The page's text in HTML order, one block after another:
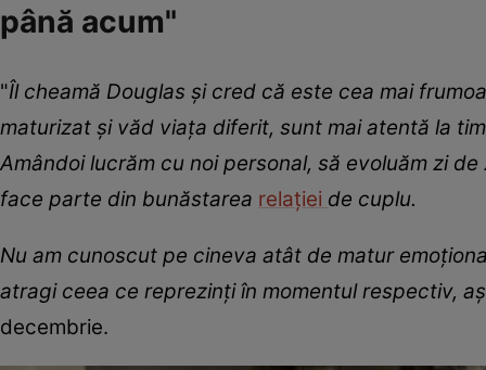
până acum"
"Îl cheamă Douglas și cred că este cea mai
maturizat și văd viața diferit, sunt mai atentă la
Amândoi lucrăm cu noi personal, să evoluăm zi
face parte din bunăstarea relației de cuplu.
Nu am cunoscut pe cineva atât de matur
atragi ceea ce reprezinți în momentul respectiv,
decembrie.